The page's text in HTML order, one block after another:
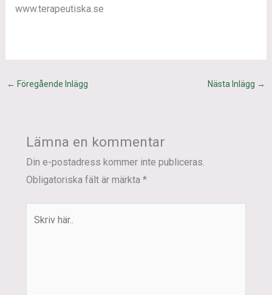
www.terapeutiska.se
← Föregående Inlägg Nästa Inlägg →
Lämna en kommentar
Din e-postadress kommer inte publiceras.
Obligatoriska fält är märkta *